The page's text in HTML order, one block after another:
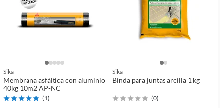
Sika
Membrana asfáltica con aluminio
40kg 10m2 AP-NC
(1)
Sika
Binda para juntas arcilla 1 kg
(0)